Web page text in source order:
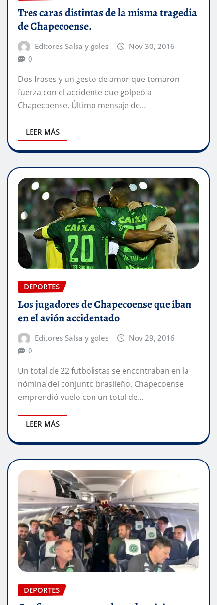
Tres caras distintas de la misma tragedia
de Chapecoense.
Editores Salsa y goles
Nov 30, 2016
0
Dos frases y un gesto de amor que tomaron
fuerza con el accidente que golpeó a
Chapecoense. Último mensaje de…
LEER MÁS
DEPORTES
Los jugadores de Chapecoense que iban
en el avión accidentado
Editores Salsa y goles
Nov 29, 2016
0
Un total de 22 futbolistas se encontraban en la
nómina del conjunto brasileño. Chapecoense
emprendió vuelo con un total de…
LEER MÁS
DEPORTES